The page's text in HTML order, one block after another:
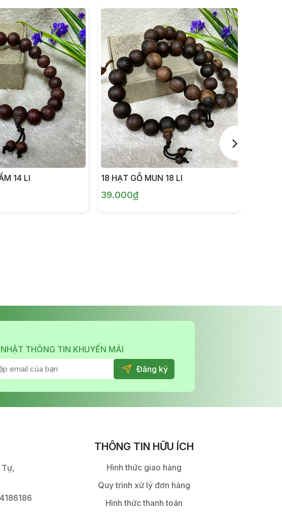
14 LI 18 HẠT GỖ MUN 18 LI
39.000₫
THÔNG TIN KHUYẾN MÃI
THÔNG TIN HỮU ÍCH
Hình thức giao hàng
Quy trình xử lý đơn hàng
Hình thức thanh toán